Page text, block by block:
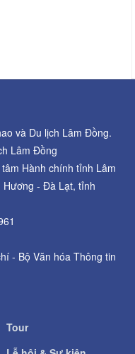
và Du lịch Lâm Đồng.
Lâm Đồng
Hành chính tỉnh Lâm
Hương - Đà Lạt, tỉnh
- Bộ Văn hóa Thông tin
Tour